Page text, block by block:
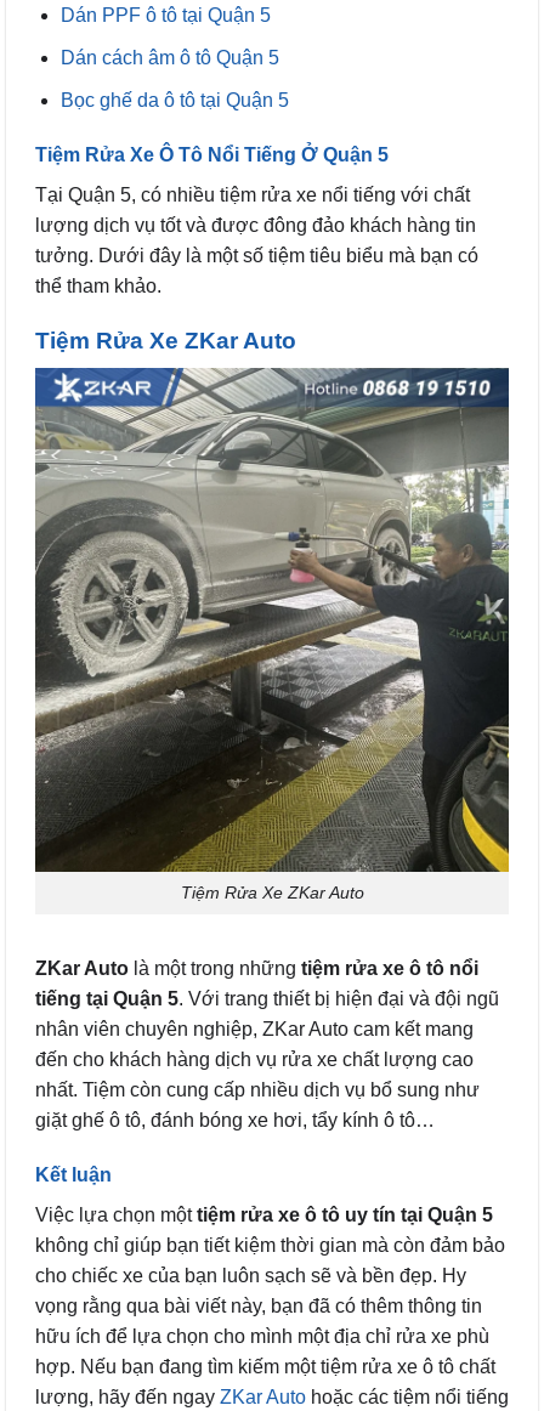
Dán PPF ô tô tại Quận 5
Dán cách âm ô tô Quận 5
Bọc ghế da ô tô tại Quận 5
Tiệm Rửa Xe Ô Tô Nổi Tiếng Ở Quận 5
Tại Quận 5, có nhiều tiệm rửa xe nổi tiếng với chất
lượng dịch vụ tốt và được đông đảo khách hàng tin
tưởng. Dưới đây là một số tiệm tiêu biểu mà bạn có
thể tham khảo.
Tiệm Rửa Xe ZKar Auto
Tiệm Rửa Xe ZKar Auto
ZKar Auto là một trong những tiệm rửa xe ô tô nổi
tiếng tại Quận 5. Với trang thiết bị hiện đại và đội ngũ
nhân viên chuyên nghiệp, ZKar Auto cam kết mang
đến cho khách hàng dịch vụ rửa xe chất lượng cao
nhất. Tiệm còn cung cấp nhiều dịch vụ bổ sung như
giặt ghế ô tô, đánh bóng xe hơi, tẩy kính ô tô…
Kết luận
Việc lựa chọn mộttiệm rửa xe ô tô uy tín tại Quận 5
không chỉ giúp bạn tiết kiệm thời gian mà còn đảm bảo
cho chiếc xe của bạn luôn sạch sẽ và bền đẹp. Hy
vọng rằng qua bài viết này, bạn đã có thêm thông tin
hữu ích để lựa chọn cho mình một địa chỉ rửa xe phù
hợp. Nếu bạn đang tìm kiếm một tiệm rửa xe ô tô chất
lượng, hãy đến ngay ZKar Auto hoặc các tiệm nổi tiếng